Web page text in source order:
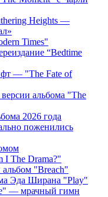
Heights —
Times"
“Bedtime
— "The Fate of
альбома "The
2026 года
поженились
I The Drama?"
"Breach"
Эда Ширана "Play"
— мрачный гимн